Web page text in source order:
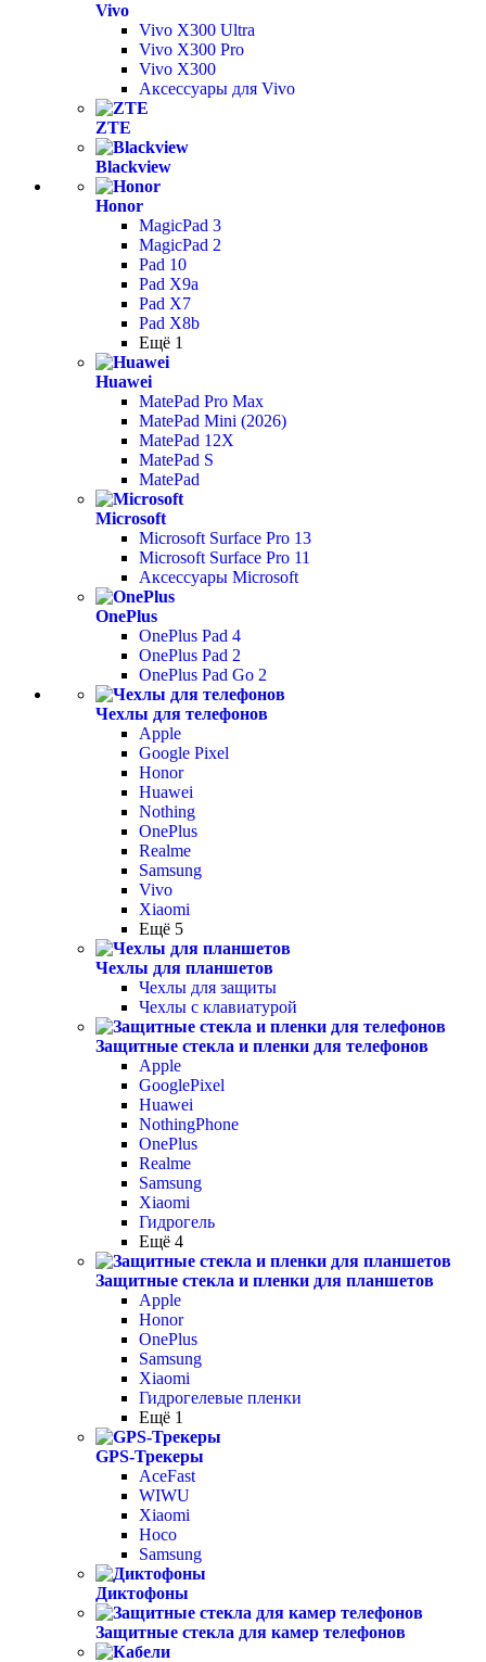
Vivo
Vivo X300 Ultra
Vivo X300 Pro
Vivo X300
Аксессуары для Vivo
ZTE
Blackview
Honor
MagicPad 3
MagicPad 2
Pad 10
Pad X9a
Pad X7
Pad X8b
Ещё 1
Huawei
MatePad Pro Max
MatePad Mini (2026)
MatePad 12X
MatePad S
MatePad
Microsoft
Microsoft Surface Pro 13
Microsoft Surface Pro 11
Аксессуары Microsoft
OnePlus
OnePlus Pad 4
OnePlus Pad 2
OnePlus Pad Go 2
Чехлы для телефонов
Apple
Google Pixel
Honor
Huawei
Nothing
OnePlus
Realme
Samsung
Vivo
Xiaomi
Ещё 5
Чехлы для планшетов
Чехлы для защиты
Чехлы с клавиатурой
Защитные стекла и пленки для телефонов
Apple
GooglePixel
Huawei
NothingPhone
OnePlus
Realme
Samsung
Xiaomi
Гидрогель
Ещё 4
Защитные стекла и пленки для планшетов
Apple
Honor
OnePlus
Samsung
Xiaomi
Гидрогелевые пленки
Ещё 1
GPS-Трекеры
AceFast
WIWU
Xiaomi
Hoco
Samsung
Диктофоны
Защитные стекла для камер телефонов